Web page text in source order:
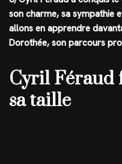
son charme, sa sympathie
allons en apprendre
Dorothée, son parcours
Cyril Féraud
sa taille